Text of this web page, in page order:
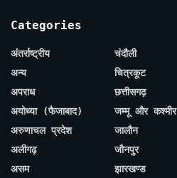
Categories
अंतर्राष्ट्रीय
अन्य
अपराध
अयोध्या (फैजाबाद)
अरुणाचल प्रदेश
अलीगढ़
असम
चंदौली
चित्रकूट
छत्तीसगढ़
जम्मू और कश्मीर
जालौन
जौनपुर
झारखण्ड